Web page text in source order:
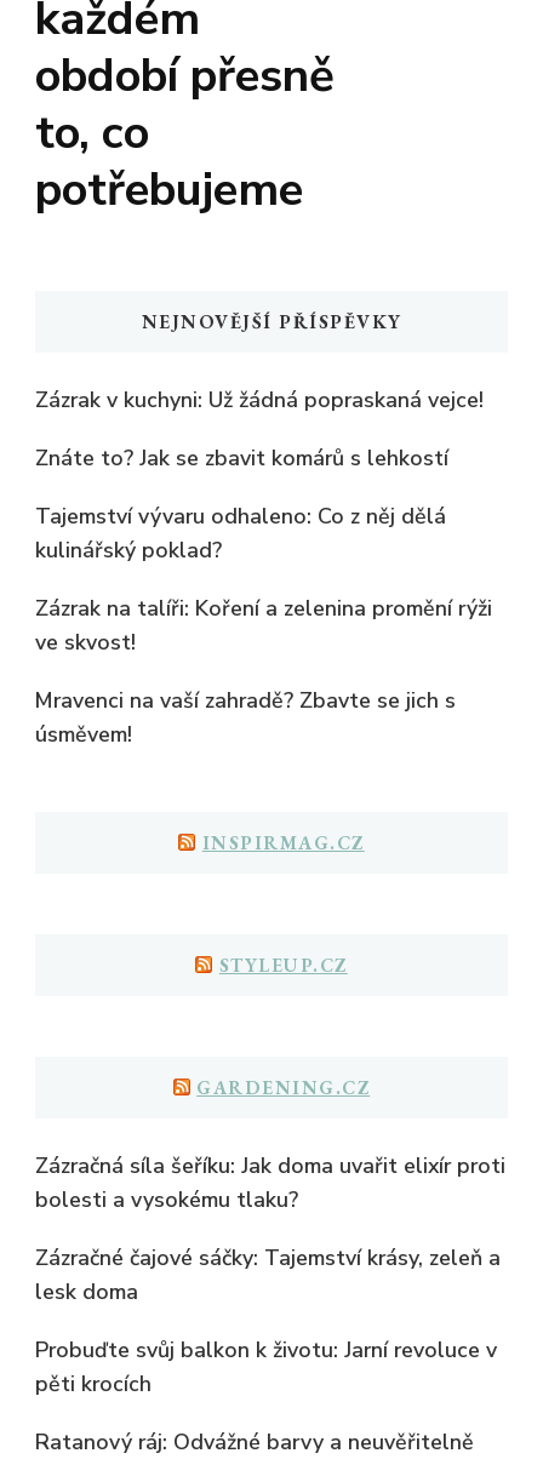
každém
období přesně
to, co
potřebujeme
NEJNOVĚJŠÍ PŘÍSPĚVKY
Zázrak v kuchyni: Už žádná popraskaná vejce!
Znáte to? Jak se zbavit komárů s lehkostí
Tajemství vývaru odhaleno: Co z něj dělá
kulinářský poklad?
Zázrak na talíři: Koření a zelenina promění rýži
ve skvost!
Mravenci na vaší zahradě? Zbavte se jich s
úsměvem!
INSPIRMAG.CZ
STYLEUP.CZ
GARDENING.CZ
Zázračná síla šeříku: Jak doma uvařit elixír proti
bolesti a vysokému tlaku?
Zázračné čajové sáčky: Tajemství krásy, zeleň a
lesk doma
Probuďte svůj balkon k životu: Jarní revoluce v
pěti krocích
Ratanový ráj: Odvážné barvy a neuvěřitelně